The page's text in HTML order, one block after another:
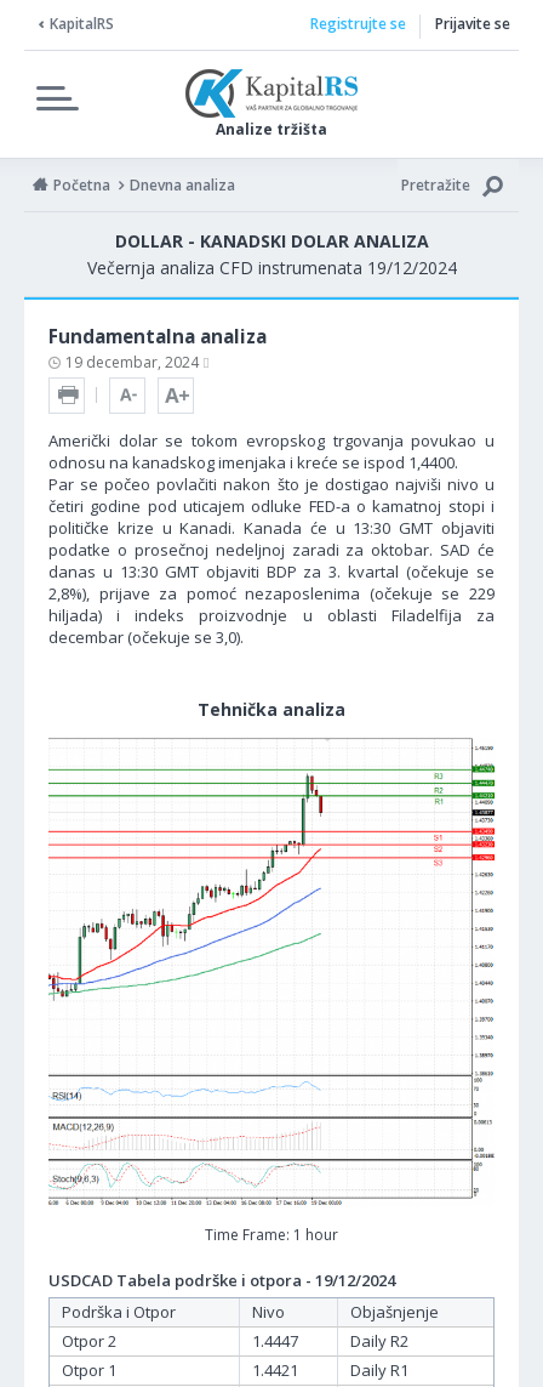
KapitalRS
Analize tržišta
Registrujte se Prijavite se
Početna Dnevna analiza Pretražite
DOLLAR - KANADSKI DOLAR ANALIZA
Večernja analiza CFD instrumenata 19/12/2024
Fundamentalna analiza
19 decembar, 2024
Američki dolar se tokom evropskog trgovanja povukao u
odnosu na kanadskog imenjaka i kreće se ispod 1,4400.
Par se počeo povlačiti nakon što je dostigao najviši nivo u
četiri godine pod uticajem odluke FED-a o kamatnoj stopi i
političke krize u Kanadi. Kanada će u 13:30 GMT objaviti
podatke o prosečnoj nedeljnoj zaradi za oktobar. SAD će
danas u 13:30 GMT objaviti BDP za 3. kvartal (očekuje se
2,8%), prijave za pomoć nezaposlenima (očekuje se 229
hiljada) i indeks proizvodnje u oblasti Filadelfija za
decembar (očekuje se 3,0).
Tehnička analiza
Time Frame: 1 hour
USDCAD Tabela podrške i otpora - 19/12/2024
Podrška i Otpor
Nivo
Objašnjenje
Otpor 2
1.4447
Daily R2
Otpor 1
1.4421
Daily R1